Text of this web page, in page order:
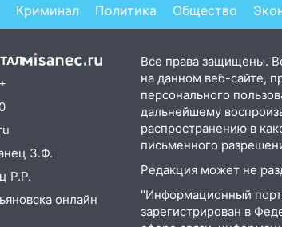
акцию
за один
на
в сквере
из машины
его
Криминал Политика Общество
З.Ф.
Р.Р.
онлайн
Все права защищены.
на данном веб-сайте,
персонального
дальнейшему
распространению в
письменного
Редакция может не
"Информационный
зарегистрирован в